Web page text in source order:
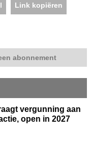
Link kopiëren
abonnement
vergunning aan
open in 2027